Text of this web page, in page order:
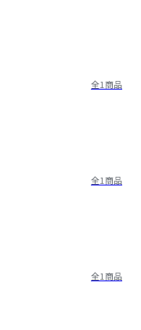
全1商品
全1商品
全1商品